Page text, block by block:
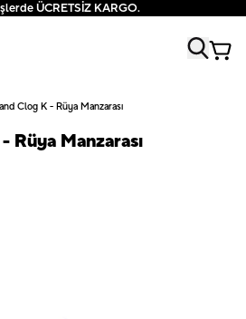
ÜCRETSİZ KARGO.
Clog K - Rüya Manzarası
Rüya Manzarası